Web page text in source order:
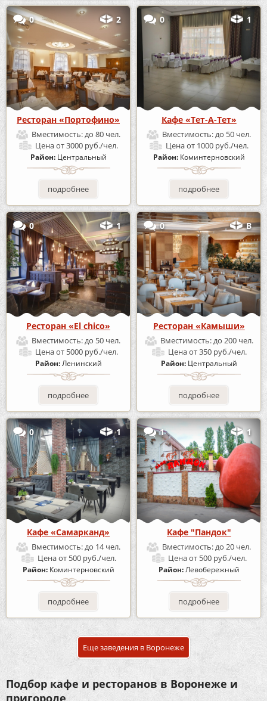
0 2
Ресторан «Портофино»
Вместимость:до 80 чел.
Ценаот 3000 руб./чел.
Район: Центральный
подробнее
0 1
Кафе «Тет-А-Тет»
Вместимость:до 50 чел.
Ценаот 1000 руб./чел.
Район: Коминтерновский
подробнее
0 1
Ресторан «El chico»
Вместимость:до 50 чел.
Ценаот 5000 руб./чел.
Район:Ленинский
подробнее
0 В
Ресторан «Камыши»
Вместимость:до 200 чел.
Ценаот 350 руб./чел.
Район: Центральный
подробнее
0 1
Кафе «Самарканд»
Вместимость:до 14 чел.
Ценаот 500 руб./чел.
Район: Коминтерновский
подробнее
1 1
Кафе "Пандок"
Вместимость:до 20 чел.
Ценаот 500 руб./чел.
Район:Левобережный
подробнее
Еще заведения в Воронеже
Подбор кафе и ресторанов в Воронеже и
пригороде